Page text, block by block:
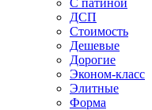
С патиной
ДСП
Стоимость
Дешевые
Дорогие
Эконом-класс
Элитные
Форма